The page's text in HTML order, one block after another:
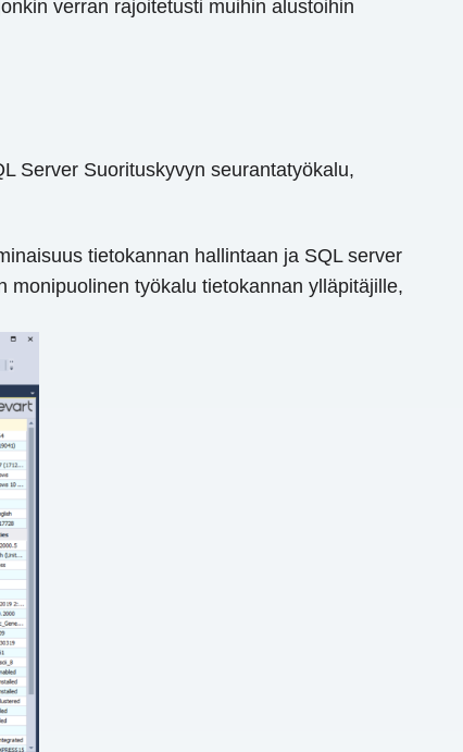
verran rajoitetusti muihin alustoihin
Server Suorituskyvyn seurantatyökalu,
tietokannan hallintaan ja SQL server
työkalu tietokannan ylläpitäjille,